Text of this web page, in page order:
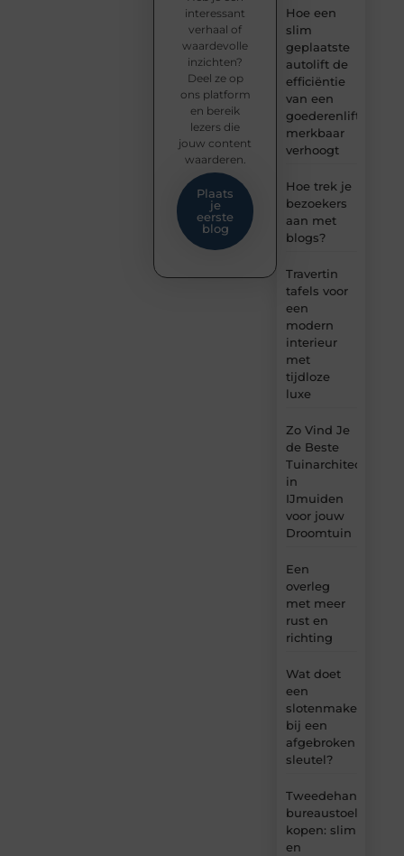
Hoe een
slim
geplaatste
autolift de
efficiëntie
van een
goederenlift
merkbaar
verhoogt
Hoe trek je
bezoekers
aan met
blogs?
Travertin
tafels voor
een
modern
interieur
met
tijdloze
luxe
Zo Vind Je
de Beste
Tuinarchitect
in
IJmuiden
voor jouw
Droomtuin
Een
overleg
met meer
rust en
richting
Wat doet
een
slotenmaker
bij een
afgebroken
sleutel?
Tweedehands
bureaustoel
kopen: slim
en
interessant
verhaal of
waardevolle
inzichten?
Deel ze op
ons platform
en bereik
lezers die
jouw content
waarderen.
Plaats
je
eerste
blog